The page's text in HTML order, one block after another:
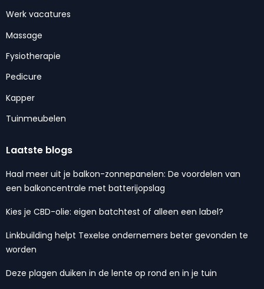
Werk vacatures
Massage
Fysiotherapie
Pedicure
Kapper
Tuinmeubelen
Laatste blogs
Haal meer uit je balkon-zonnepanelen: De voordelen van
een balkoncentrale met batterijopslag
Kies je CBD-olie: eigen batchtest of alleen een label?
Linkbuilding helpt Texelse ondernemers beter gevonden te
worden
Deze plagen duiken in de lente op rond en in je tuin